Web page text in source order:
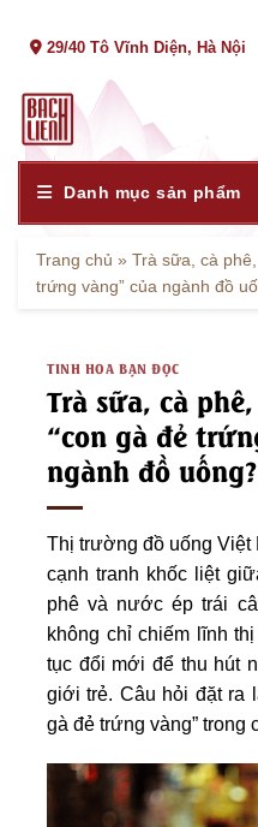
29/40 Tô Vĩnh Diện, Hà Nội
Danh mục sản phẩm
Trang chủ » Trà sữa, cà
trứng vàng” của ngành đồ
TINH HOA BẠN ĐỌC
Trà sữa, cà
“con gà đẻ
ngành đồ uống?
Thị trường đồ uống Việt
cạnh tranh khốc liệt
phê và nước ép trái
không chỉ chiếm lĩnh
tục đổi mới để thu hút
giới trẻ. Câu hỏi đặt ra
gà đẻ trứng vàng” trong